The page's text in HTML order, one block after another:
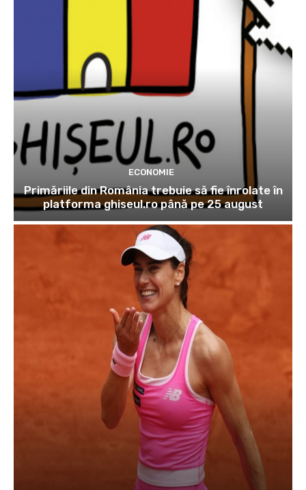
ECONOMIE
Primăriile din România trebuie să fie înrolate în
platforma ghiseul.ro până pe 25 august